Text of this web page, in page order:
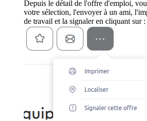
Depuis le détail de l'offre d'emploi,
votre sélection, l'envoyer à un ami,
de travail et la signaler en cliquant sur :